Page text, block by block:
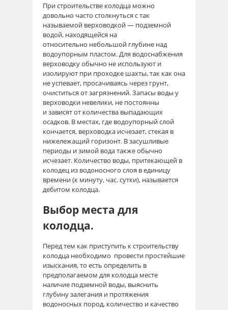
При строительстве колодца можно
довольно часто столкнуться с так
называемой верховодкой — подземной
водой, находящейся на
относительно небольшой глубине над
водоупорным пластом. Для водоснабжения
верховодку обычно не используют и
изолируют при проходке шахты, так как она
не успевает, просачиваясь через грунт,
очиститься от загрязнений. Запасы воды у
верховодки невелики, не постоянны
и зависят от количества выпадающих
осадков. В местах, где водоупорный слой
кончается, верховодка исчезает, стекая в
нижележащий горизонт. В засушливые
периоды и зимой вода также обычно
исчезает. Количество воды, притекающей в
колодец из водоносного слоя в единицу
времени (к минуту, час. сутки), называется
дебитом колодца.
Выбор места для
колодца.
Перед тем как приступить к строительству
колодца необходимо провести простейшие
изыскания, то есть определить в
предполагаемом для колодца месте
наличие подземной воды, выяснить
глубину залегания и протяжения
водоносных пород, количество и качество